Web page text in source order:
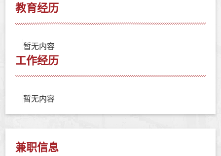
教育经历
暂无内容
工作经历
暂无内容
兼职信息